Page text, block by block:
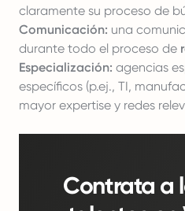
claramente su proceso de
Comunicación: una
durante todo el proceso de
Especialización: agencias
específicos (p.ej., TI,
mayor expertise y redes
Contrata a